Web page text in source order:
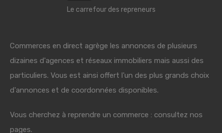
Le carrefour des repreneurs
Commerces en direct agrège les annonces de plusieurs
dizaines d'agences et réseaux immobiliers mais aussi des
particuliers. Vous est ainsi offert l'un des plus grands choix
d'annonces et de coordonnées disponibles.
Vous cherchez à reprendre un commerce : consultez nos
pages.